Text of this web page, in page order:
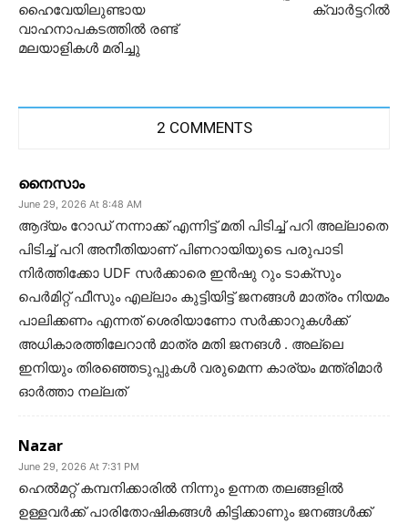
ഹൈവേയിലുണ്ടായ
വാഹനാപകടത്തിൽ രണ്ട്
മലയാളികൾ മരിച്ചു
ക്വാർട്ടറിൽ
2 COMMENTS
നൈസാം
June 29, 2026 At 8:48 AM
ആദ്യം റോഡ് നന്നാക്ക് എന്നിട്ട് മതി പിടിച്ച് പറി അല്ലാതെ
പിടിച്ച് പറി അനീതിയാണ് പിണറായിയുടെ പരുപാടി
നിർത്തിക്കോ UDF സർക്കാരെ ഇൻഷു റും ടാക്സും
പെർമിറ്റ് ഫീസും എല്ലാം കുട്ടിയിട്ട് ജനങ്ങൾ മാത്രം നിയമം
പാലിക്കണം എന്നത് ശെരിയാണോ സർക്കാറുകൾക്ക്
അധികാരത്തിലേറാൻ മാത്ര മതി ജനങൾ . അല്ലെ
ഇനിയും തിരഞ്ഞെടുപ്പുകൾ വരുമെന്ന കാര്യം മന്ത്രിമാർ
ഓർത്താ നല്ലത്
Nazar
June 29, 2026 At 7:31 PM
ഹെൽമറ്റ് കമ്പനിക്കാരിൽ നിന്നും ഉന്നത തലങ്ങളിൽ
ഉള്ളവർക്ക് പാരിതോഷികങ്ങൾ കിട്ടിക്കാണും ജനങ്ങൾക്ക്